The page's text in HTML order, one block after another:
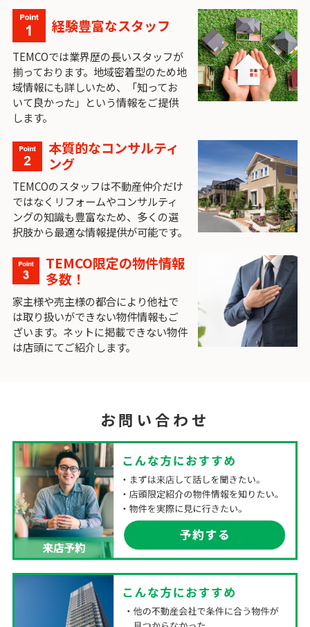
経験豊富なスタッフ
TEMCOでは業界歴の長いスタッフが
揃っております。地域密着型のため地
域情報にも詳しいため、「知ってお
いて良かった」という情報をご提供
します。
本質的なコンサルティ
ング
TEMCOのスタッフは不動産仲介だけ
ではなくリフォームやコンサルティ
ングの知識も豊富なため、多くの選
択肢から最適な情報提供が可能です。
TEMCO限定の物件情報
多数！
家主様や売主様の都合により他社で
は取り扱いができない物件情報もご
ざいます。ネットに掲載できない物件
は店頭にてご紹介します。
お問い合わせ